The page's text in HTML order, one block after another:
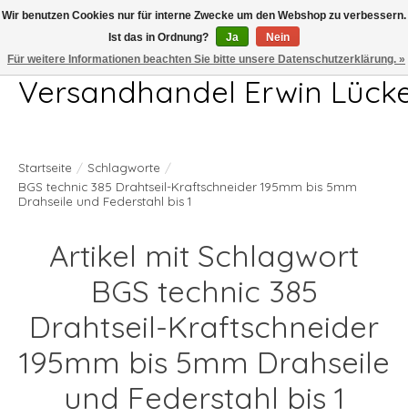
Telefon 04407 715872 MO-DO 7.00-17.00Uhr FR 7.00-13.00Uhr
Versandhandel Erwin
Startseite / Schlagworte /
BGS technic 385 Drahtseil-Kraftschneider 195mm bis 5mm
Drahseile und Federstahl bis 1
Artikel mit Schlagwort
BGS technic 385
Drahtseil-Kraftschneider
195mm bis 5mm Drahseile
und Federstahl bis 1
Wir benutzen Cookies nur für interne Zwecke um den Webshop zu verbessern.
Ist das in Ordnung?
Ja
Nein
Für weitere Informationen beachten Sie bitte unsere Datenschutzerklärung. »